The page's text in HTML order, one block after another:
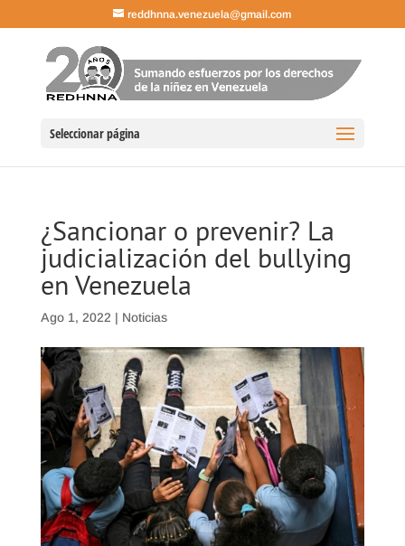
reddhnna.venezuela@gmail.com
Seleccionar página
¿Sancionar o prevenir? La
judicialización del bullying
en Venezuela
Ago 1, 2022 | Noticias